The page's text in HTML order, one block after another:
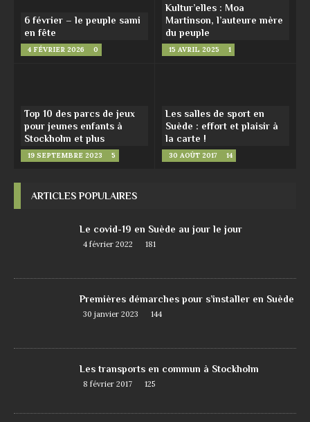
6 février – le peuple sami
en fête
4 FÉVRIER 2026 0
Kultur’elles : Moa
Martinson, l’auteure mère
du peuple
15 AVRIL 2025 1
Top 10 des parcs de jeux
pour jeunes enfants à
Stockholm et plus
19 SEPTEMBRE 2023 5
Les salles de sport en
Suède : effort et plaisir à
la carte !
30 AOÛT 2017 14
ARTICLES POPULAIRES
Le covid-19 en Suède au jour le jour
4 février 2022 181
Premières démarches pour s’installer en Suède
30 janvier 2023 144
Les transports en commun à Stockholm
8 février 2017 125